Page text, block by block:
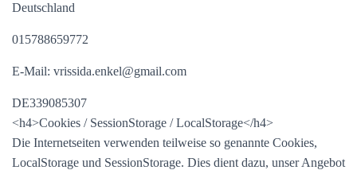
Deutschland
015788659772
E-Mail: vrissida.enkel@gmail.com
DE339085307
<h4>Cookies / SessionStorage / LocalStorage</h4>
Die Internetseiten verwenden teilweise so genannte Cookies,
LocalStorage und SessionStorage. Dies dient dazu, unser Angebot